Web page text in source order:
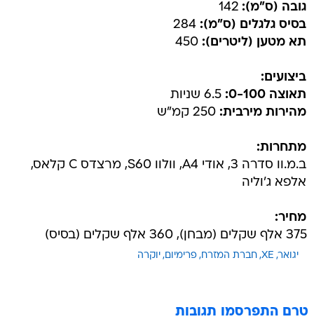
גובה (ס"מ): 142
בסיס גלגלים (ס"מ):
תא מטען (ליטרים): 450
ביצועים:
תאוצה 0-100:
6.5 שניות
מהירות מירבית: 250 קמ"ש
מתחרות:
ב.מ.וו סדרה 3, אודי A4, וולוו S60, מרצדס C קלאס,
אלפא ג'וליה
מחיר:
375 אלף שקלים (מבחן), 360 אלף שקלים (בסיס)
יגואר XE חברת המזרח פרימיום יוקרה
טרם התפרסמו תגובות